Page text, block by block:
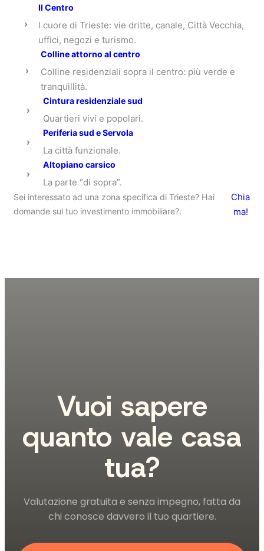
›
Il Centro
l cuore di Trieste: vie dritte, canale, Città Vecchia,
uffici, negozi e turismo.
›
Colline attorno al centro
Colline residenziali sopra il centro: più verde e
tranquillità.
›
Cintura residenziale sud
Quartieri vivi e popolari.
›
Periferia sud e Servola
La città funzionale.
›
Altopiano carsico
La parte “di sopra”.
Sei interessato ad una zona specifica di Trieste? Hai
domande sul tuo investimento immobiliare?.
Chia
ma!
Vuoi sapere
quanto vale casa
tua?
Valutazione gratuita e senza impegno, fatta da
chi conosce davvero il tuo quartiere.